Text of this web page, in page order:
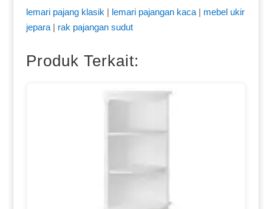
lemari pajang klasik | lemari pajangan kaca| mebel ukir
jepara| rak pajangan sudut
Produk Terkait: